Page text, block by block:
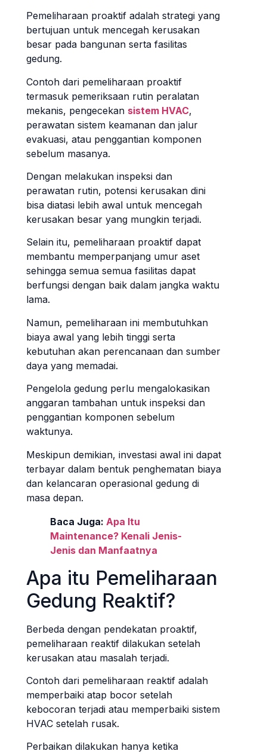
Pemeliharaan proaktif adalah strategi yang
bertujuan untuk mencegah kerusakan
besar pada bangunan serta fasilitas
gedung.
Contoh dari pemeliharaan proaktif
termasuk pemeriksaan rutin peralatan
mekanis, pengecekan sistem HVAC,
perawatan sistem keamanan dan jalur
evakuasi, atau penggantian komponen
sebelum masanya.
Dengan melakukan inspeksi dan
perawatan rutin, potensi kerusakan dini
bisa diatasi lebih awal untuk mencegah
kerusakan besar yang mungkin terjadi.
Selain itu, pemeliharaan proaktif dapat
membantu memperpanjang umur aset
sehingga semua semua fasilitas dapat
berfungsi dengan baik dalam jangka waktu
lama.
Namun, pemeliharaan ini membutuhkan
biaya awal yang lebih tinggi serta
kebutuhan akan perencanaan dan sumber
daya yang memadai.
Pengelola gedung perlu mengalokasikan
anggaran tambahan untuk inspeksi dan
penggantian komponen sebelum
waktunya.
Meskipun demikian, investasi awal ini dapat
terbayar dalam bentuk penghematan biaya
dan kelancaran operasional gedung di
masa depan.
Baca Juga: Apa Itu
Maintenance? Kenali Jenis-
Jenis dan Manfaatnya
Apa itu Pemeliharaan
Gedung Reaktif?
Berbeda dengan pendekatan proaktif,
pemeliharaan reaktif dilakukan setelah
kerusakan atau masalah terjadi.
Contoh dari pemeliharaan reaktif adalah
memperbaiki atap bocor setelah
kebocoran terjadi atau memperbaiki sistem
HVAC setelah rusak.
Perbaikan dilakukan hanya ketika